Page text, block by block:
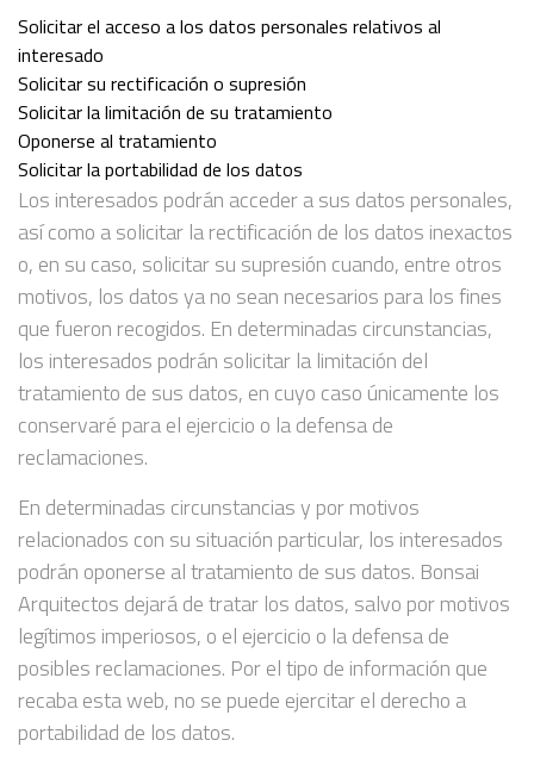
Solicitar el acceso a los datos personales relativos al
interesado
Solicitar su rectificación o supresión
Solicitar la limitación de su tratamiento
Oponerse al tratamiento
Solicitar la portabilidad de los datos
Los interesados podrán acceder a sus datos personales,
así como a solicitar la rectificación de los datos inexactos
o, en su caso, solicitar su supresión cuando, entre otros
motivos, los datos ya no sean necesarios para los fines
que fueron recogidos. En determinadas circunstancias,
los interesados podrán solicitar la limitación del
tratamiento de sus datos, en cuyo caso únicamente los
conservaré para el ejercicio o la defensa de
reclamaciones.
En determinadas circunstancias y por motivos
relacionados con su situación particular, los interesados
podrán oponerse al tratamiento de sus datos. Bonsai
Arquitectos dejará de tratar los datos, salvo por motivos
legítimos imperiosos, o el ejercicio o la defensa de
posibles reclamaciones. Por el tipo de información que
recaba esta web, no se puede ejercitar el derecho a
portabilidad de los datos.